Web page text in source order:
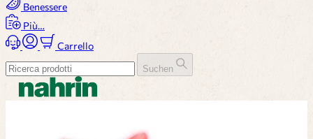
Benessere
Più…
Carrello
Suchen